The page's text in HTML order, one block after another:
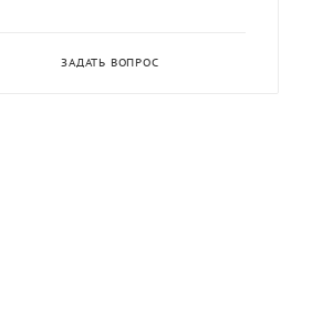
ЗАДАТЬ ВОПРОС